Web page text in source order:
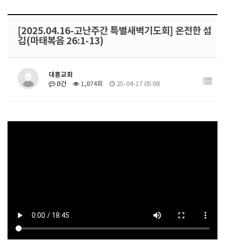
[2025.04.16-고난주간 특별새벽기도회] 온전한 섬
김(마태복음 26:1-13)
대흥교회
0건 1,874회 25-04-17 05:08